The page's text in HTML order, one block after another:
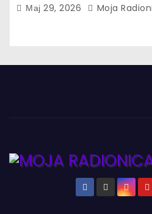
Мај 29, 2026 Moja